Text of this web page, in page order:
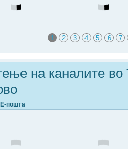
1 2 3 4 5 6 7
на каналите
Е-пошта